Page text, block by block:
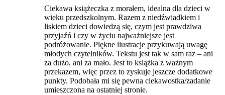
Ciekawa książeczka z morałem, idealna dla dzieci w
wieku przedszkolnym. Razem z niedźwiadkiem i
liskiem dzieci dowiedzą się, czym jest prawdziwa
przyjaźń i czy w życiu najważniejsze jest
podróżowanie. Piękne ilustracje przykuwają uwagę
młodych czytelników. Tekstu jest tak w sam raz – ani
za dużo, ani za mało. Jest to książka z ważnym
przekazem, więc przez to zyskuje jeszcze dodatkowe
punkty. Podobała mi się pewna ciekawostka/zadanie
umieszczona na ostatniej stronie.